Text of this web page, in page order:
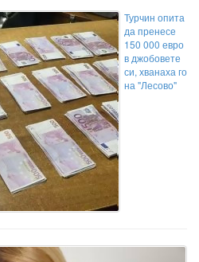
Турчин опита
да пренесе
150 000 евро
в джобовете
си, хванаха го
на "Лесово"